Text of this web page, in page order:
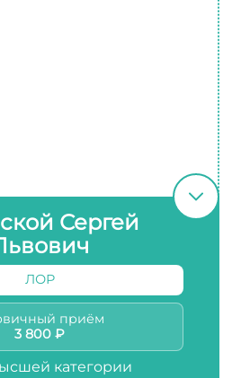
Сергей
ЛОР
приём
3 800 ₽
категории